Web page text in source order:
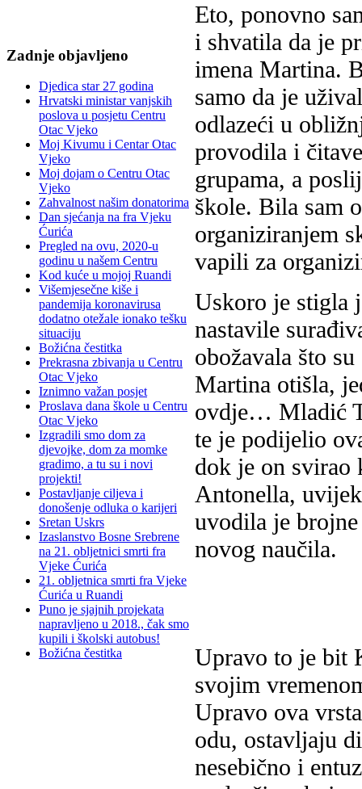
Zadnje objavljeno
Djedica star 27 godina
Hrvatski ministar vanjskih
poslova u posjetu Centru
Otac Vjeko
Moj Kivumu i Centar Otac
Vjeko
Moj dojam o Centru Otac
Vjeko
Zahvalnost našim donatorima
Dan sjećanja na fra Vjeku
Ćurića
Pregled na ovu, 2020-u
godinu u našem Centru
Kod kuće u mojoj Ruandi
Višemjesečne kiše i
pandemija koronavirusa
dodatno otežale ionako tešku
situaciju
Božićna čestitka
Prekrasna zbivanja u Centru
Otac Vjeko
Iznimno važan posjet
Proslava dana škole u Centru
Otac Vjeko
Izgradili smo dom za
djevojke, dom za momke
gradimo, a tu su i novi
projekti!
Postavljanje ciljeva i
donošenje odluka o karijeri
Sretan Uskrs
Izaslanstvo Bosne Srebrene
na 21. obljetnici smrti fra
Vjeke Ćurića
21. obljetnica smrti fra Vjeke
Ćurića u Ruandi
Puno je sjajnih projekata
napravljeno u 2018., čak smo
kupili i školski autobus!
Božićna čestitka
Eto, ponovno
i shvatila da je
imena Martina.
samo da je
odlazeći u
provodila i
grupama, a
škole. Bila sam
organiziranjem
vapili za
Uskoro je stigla
nastavile
obožavala što
Martina otišla,
ovdje… Mladić
te je podijelio
dok je on svirao
Antonella,
uvodila je
novog naučila.
Upravo to je bit
svojim
Upravo ova
odu, ostavljaju
nesebično i